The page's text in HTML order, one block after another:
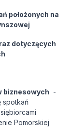
położonych na
dotyczących
biznesowych
spotkań
Pomorskiej